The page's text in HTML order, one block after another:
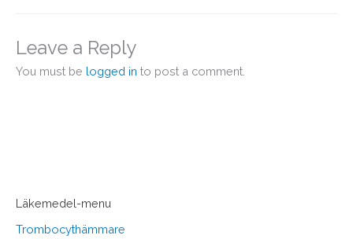
Läkemedel-menu
Trombocythämmare
Leave a Reply
You must be logged in to post a comment.